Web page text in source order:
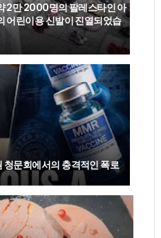
2만 2000명의 팔레스타인 아
어린이용 신발이 진열되었습
청문회에서의 충격적인 폭로